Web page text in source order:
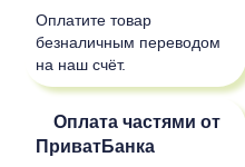
Оплатите товар
безналичным переводом
на наш счёт.
Оплата частями от
ПриватБанка